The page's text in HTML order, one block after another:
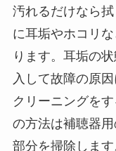
汚れるだけなら
に耳垢やホコリ
ります。耳垢の
入して故障の原
クリーニングを
の方法は補聴器
部分を掃除しま